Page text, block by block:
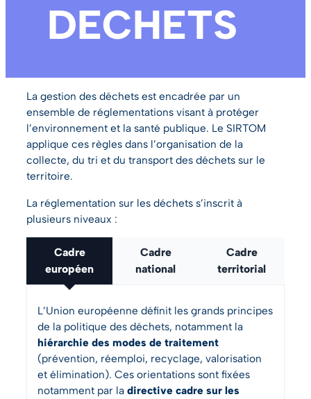
DECHETS
La gestion des déchets est encadrée par un
ensemble de réglementations visant à protéger
l’environnement et la santé publique. Le SIRTOM
applique ces règles dans l’organisation de la
collecte, du tri et du transport des déchets sur le
territoire.
La réglementation sur les déchets s’inscrit à
plusieurs niveaux :
Cadre
européen
Cadre
national
Cadre
territorial
L’Union européenne définit les grands principes
de la politique des déchets, notamment la
hiérarchie des modes de traitement
(prévention, réemploi, recyclage, valorisation
et élimination). Ces orientations sont fixées
notamment par la directive cadre sur les